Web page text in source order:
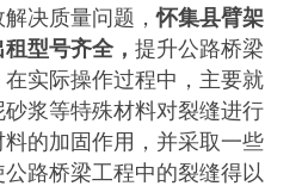
决质量问题，怀集县臂架
型号齐全， 提升公路桥梁
实际操作过程中，主要就
浆等特殊材料对裂缝进行
的加固作用，并采取一些
路桥梁工程中的裂缝得以